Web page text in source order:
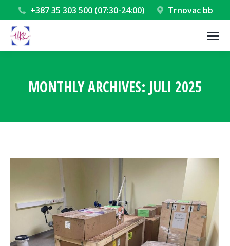
+387 35 303 500 (07:30-24:00) Trnovac bb
MONTHLY ARCHIVES: JULI 2025